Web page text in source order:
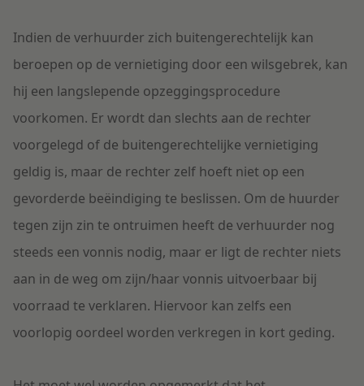
Indien de verhuurder zich buitengerechtelijk kan
beroepen op de vernietiging door een wilsgebrek, kan
hij een langslepende opzeggingsprocedure
voorkomen. Er wordt dan slechts aan de rechter
voorgelegd of de buitengerechtelijke vernietiging
geldig is, maar de rechter zelf hoeft niet op een
gevorderde beëindiging te beslissen. Om de huurder
tegen zijn zin te ontruimen heeft de verhuurder nog
steeds een vonnis nodig, maar er ligt de rechter niets
aan in de weg om zijn/haar vonnis uitvoerbaar bij
voorraad te verklaren. Hiervoor kan zelfs een
voorlopig oordeel worden verkregen in kort geding.